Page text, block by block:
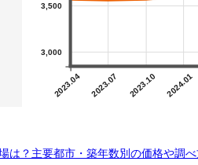
2023.04 2023.07 2023.10 2024.01
3,000
3,500
は？主要都市・築年数別の価格や調